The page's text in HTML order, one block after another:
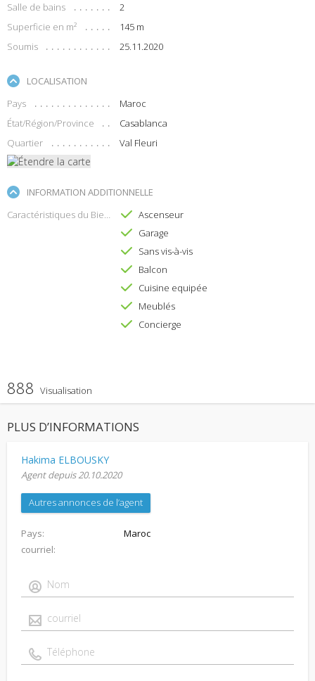
Salle de bains
2
Superficie en m²
145 m
Soumis
25.11.2020
LOCALISATION
Pays
Maroc
État/Région/Province
Casablanca
Quartier
Val Fleuri
INFORMATION ADDITIONNELLE
Caractéristiques du Bien
Ascenseur
Garage
Sans vis-à-vis
Balcon
Cuisine equipée
Meublés
Concierge
888 Visualisation
PLUS D’INFORMATIONS
Hakima ELBOUSKY
Agent depuis 20.10.2020
Autres annonces de l’agent
Pays
Maroc
courriel